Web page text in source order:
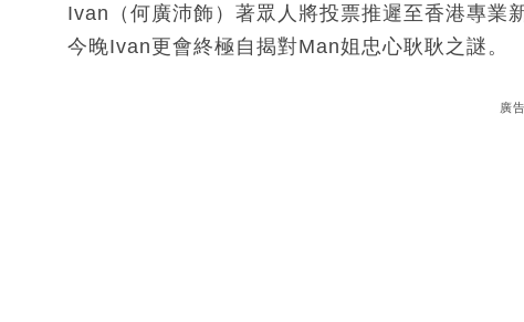
Ivan（何廣沛飾）著眾人將投票推遲至香港專業
今晚Ivan更會終極自揭對Man姐忠心耿耿之謎。
廣告